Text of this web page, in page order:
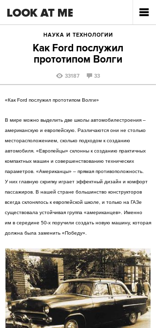
НАУКА И ТЕХНОЛОГИИ
Как Ford послужил
прототипом Волги
33187 33
«Как Ford послужил прототипом Волги»
В мире можно выделить две школы автомобилестроения –
американскую и европейскую. Различаются они не столько
месторасположением, сколько подходом к созданию
автомобиля. «Европейцы» склонны к созданию практичных
компактных машин и совершенствованию технических
параметров. «Американцы» – прямая противоположность.
У них главную скрипку играет эффектный дизайн и комфорт
пассажиров. В нашей стране большинство конструкторов
всегда склонялось к европейской школе, и только на ГАЗе
существовала устойчивая группа «американцев». Именно
им в середине 50-х поручили создать новую машину, которая
должна была заменить «Победу».